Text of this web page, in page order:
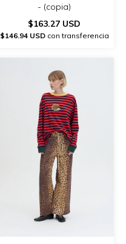
- (copia)
$163.27 USD
$146.94 USDcon transferencia